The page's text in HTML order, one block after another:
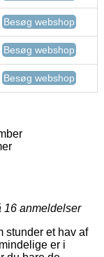
Besøg webshop
Besøg webshop
Besøg webshop
16 anmeldelser
stunder et hav af
er i